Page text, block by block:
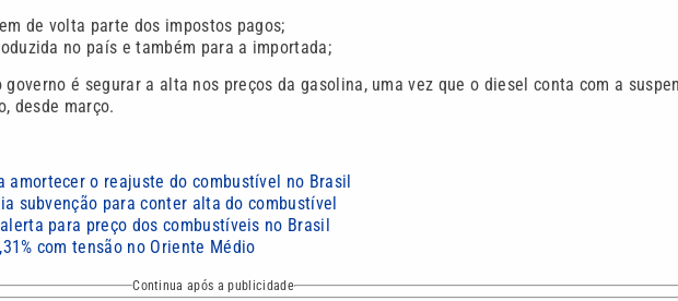
de volta parte dos impostos pagos;
no país e também para a importada;
é segurar a alta nos preços da gasolina, uma vez que o diesel conta com a
desde março.
amortecer o reajuste do combustível no Brasil
subvenção para conter alta do combustível
para preço dos combustíveis no Brasil
com tensão no Oriente Médio
Continua após a publicidade